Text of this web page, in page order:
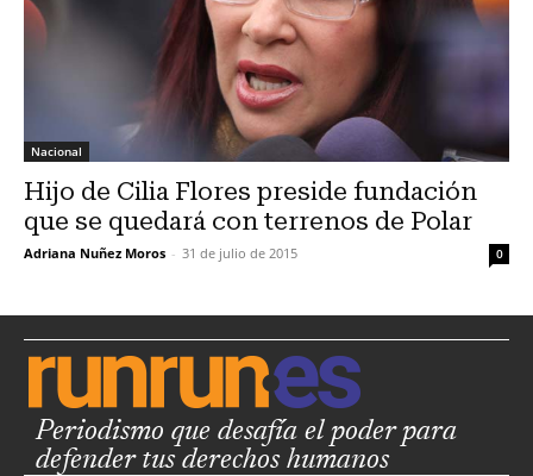
Nacional
Hijo de Cilia Flores preside fundación
que se quedará con terrenos de Polar
Adriana Nuñez Moros - 31 de julio de 2015 0
Periodismo que desafía el poder para
defender tus derechos humanos